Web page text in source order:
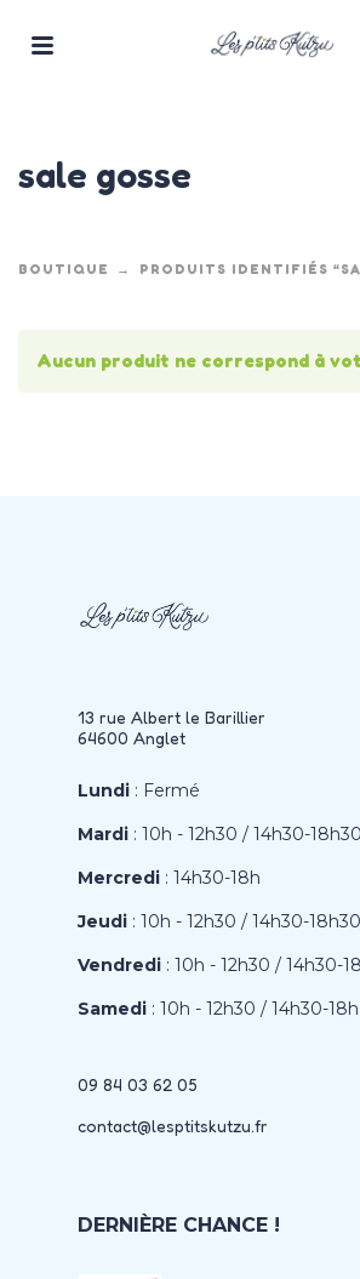
sale gosse
BOUTIQUE PRODUITS IDENTIFIÉS
Aucun produit ne correspond à
13 rue Albert le Barillier
64600 Anglet
Lundi : Fermé
Mardi : 10h - 12h30 / 14h30-18h30
Mercredi : 14h30-18h
Jeudi : 10h - 12h30 / 14h30-18h30
Vendredi : 10h - 12h30 / 14h30-
Samedi : 10h - 12h30 / 14h30-18h
09 84 03 62 05
contact@lesptitskutzu.fr
DERNIÈRE CHANCE !